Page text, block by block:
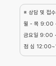
※ 상담 및 접
월 - 목 9:00
금요일 9:00
점 심